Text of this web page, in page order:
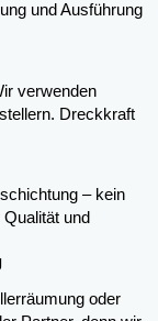
und Ausführung
verwenden
Dreckkraft
– kein
und
oder